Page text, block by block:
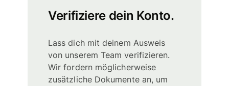
Verifiziere dein Konto.
Lass dich mit deinem Ausweis
von unserem Team verifizieren.
Wir fordern möglicherweise
zusätzliche Dokumente an, um